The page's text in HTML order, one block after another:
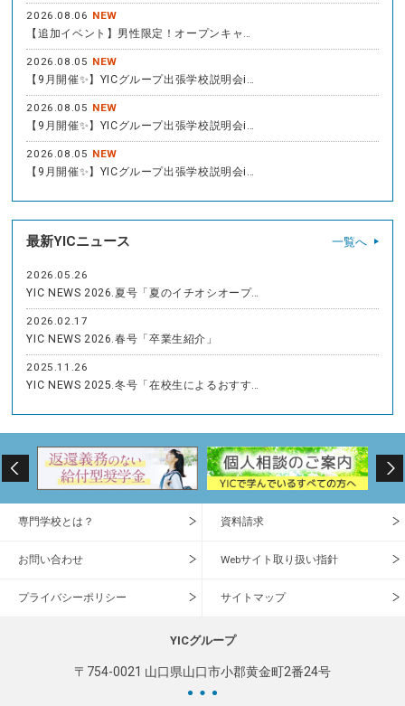
2026.08.06 NEW
【追加イベント】男性限定！オープンキャ…
2026.08.05 NEW
【9月開催✨】YICグループ出張学校説明会i…
2026.08.05 NEW
【9月開催✨】YICグループ出張学校説明会i…
2026.08.05 NEW
【9月開催✨】YICグループ出張学校説明会i…
最新YICニュース 一覧へ
2026.05.26
YIC NEWS 2026.夏号「夏のイチオシオープ…
2026.02.17
YIC NEWS 2026.春号「卒業生紹介」
2025.11.26
YIC NEWS 2025.冬号「在校生によるおすす…
専門学校とは？ 資料請求
お問い合わせ Webサイト取り扱い指針
プライバシーポリシー サイトマップ
YICグループ
〒754-0021 山口県山口市小郡黄金町2番24号